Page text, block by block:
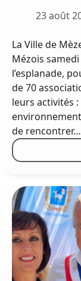
23 août
La Ville de
Mézois
l’esplanade,
de 70
leurs activités
de rencontrer…